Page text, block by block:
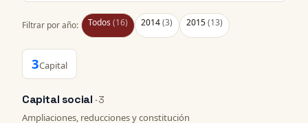
Filtrar por año: Todos (16) 2014(3) 2015(13)
3Capital
Capital social · 3
Ampliaciones, reducciones y constitución